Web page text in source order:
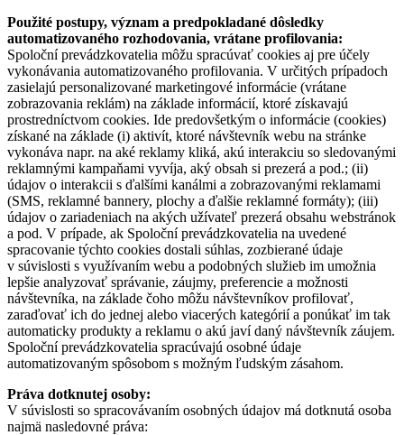
Použité postupy, význam a predpokladané dôsledky
automatizovaného rozhodovania, vrátane profilovania:
Spoloční prevádzkovatelia môžu spracúvať cookies aj pre účely
vykonávania automatizovaného profilovania. V určitých prípadoch
zasielajú personalizované marketingové informácie (vrátane
zobrazovania reklám) na základe informácií, ktoré získavajú
prostredníctvom cookies. Ide predovšetkým o informácie (cookies)
získané na základe (i) aktivít, ktoré návštevník webu na stránke
vykonáva napr. na aké reklamy kliká, akú interakciu so sledovanými
reklamnými kampaňami vyvíja, aký obsah si prezerá a pod.; (ii)
údajov o interakcii s ďalšími kanálmi a zobrazovanými reklamami
(SMS, reklamné bannery, plochy a ďalšie reklamné formáty); (iii)
údajov o zariadeniach na akých užívateľ prezerá obsahu webstránok
a pod. V prípade, ak Spoloční prevádzkovatelia na uvedené
spracovanie týchto cookies dostali súhlas, zozbierané údaje
v súvislosti s využívaním webu a podobných služieb im umožnia
lepšie analyzovať správanie, záujmy, preferencie a možnosti
návštevníka, na základe čoho môžu návštevníkov profilovať,
zaraďovať ich do jednej alebo viacerých kategórií a ponúkať im tak
automaticky produkty a reklamu o akú javí daný návštevník záujem.
Spoloční prevádzkovatelia spracúvajú osobné údaje
automatizovaným spôsobom s možným ľudským zásahom.
Práva dotknutej osoby:
V súvislosti so spracovávaním osobných údajov má dotknutá osoba
najmä nasledovné práva: